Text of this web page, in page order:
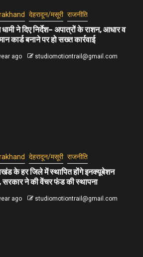
देहरादून/मसूरी राजनीति
ने दिए निर्देश– अपात्रों के राशन, आधार व
कार्ड बनाने पर हो सख्त कार्रवाई
ago studiomotiontrail@gmail.com
देहरादून/मसूरी राजनीति
के हर जिले में स्थापित होंगे इनक्यूबेशन
ने की वेंचर फंड की स्थापना
ago studiomotiontrail@gmail.com